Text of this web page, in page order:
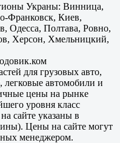
Украны: Винница,
Франковск, Киев,
Одесса, Полтава, Ровно,
Херсон, Хмельницкий,
для грузовых авто,
легковые автомобили и
цены на рынке
уровня класс
сайте указаны в
Цены на сайте могут
менеджером.